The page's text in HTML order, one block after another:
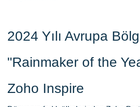
2024 Yılı Avrupa
"Rainmaker of the
Zoho Inspire